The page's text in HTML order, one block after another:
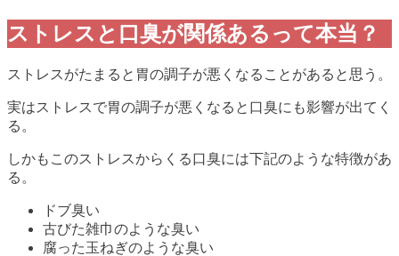
ストレスと口臭が関係あるって本当？
ストレスがたまると胃の調子が悪くなることがあると思う。
実はストレスで胃の調子が悪くなると口臭にも影響が出てく
る。
しかもこのストレスからくる口臭には下記のような特徴があ
る。
ドブ臭い
古びた雑巾のような臭い
腐った玉ねぎのような臭い